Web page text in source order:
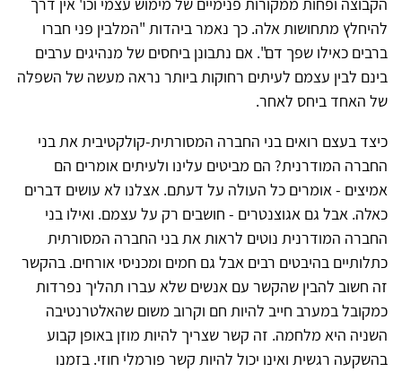
להיחלץ מתחושות אלה. כך נאמר ביהדות "המלבין פני חברו
ברבים כאילו שפך דם". אם נתבונן ביחסים של מנהיגים ערבים
בינם לבין עצמם לעיתים רחוקות ביותר נראה מעשה של השפלה
של האחד ביחס לאחר.
כיצד בעצם רואים בני החברה המסורתית-קולקטיבית את בני
החברה המודרנית? הם מביטים עלינו ולעיתים אומרים הם
אמיצים - אומרים כל העולה על דעתם. אצלנו לא עושים דברים
כאלה. אבל גם אגוצנטרים - חושבים רק על עצמם. ואילו בני
החברה המודרנית נוטים לראות את בני החברה המסורתית
כתלותיים בהיבטים רבים אבל גם חמים ומכניסי אורחים. בהקשר
זה חשוב להבין שהקשר עם אנשים שלא עברו תהליך נפרדות
כמקובל במערב חייב להיות חם וקרוב משום שהאלטרנטיבה
השניה היא מלחמה. זה קשר שצריך להיות מוזן באופן קבוע
בהשקעה רגשית ואינו יכול להיות קשר פורמלי חוזי. בזמנו